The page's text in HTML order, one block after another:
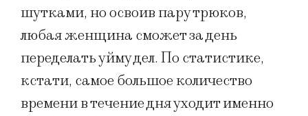
шутками, но освоив пару трюков,
любая женщина сможет за день
переделать уйму дел. По статистике,
кстати, самое большое количество
времени в течение дня уходит именно